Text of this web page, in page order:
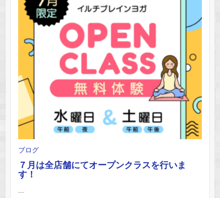
ブログ
７月は全店舗にてオープンクラスを行いま
す！